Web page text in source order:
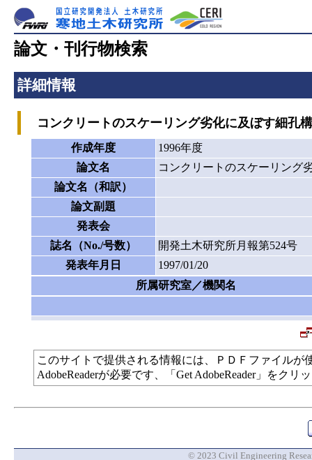
論文・刊行物検索
詳細情報
コンクリートのスケーリング劣化に及ぼす細孔
作成年度
1996年度
論文名
コンクリートのスケーリング
論文名（和訳）
論文副題
発表会
誌名（No./号数）
開発土木研究所月報第524号
発表年月日
1997/01/20
所属研究室／機関名
このサイトで提供される情報には、ＰＤＦファイル
AdobeReaderが必要です、「Get AdobeReader」をク
© 2023 Civil Engineering